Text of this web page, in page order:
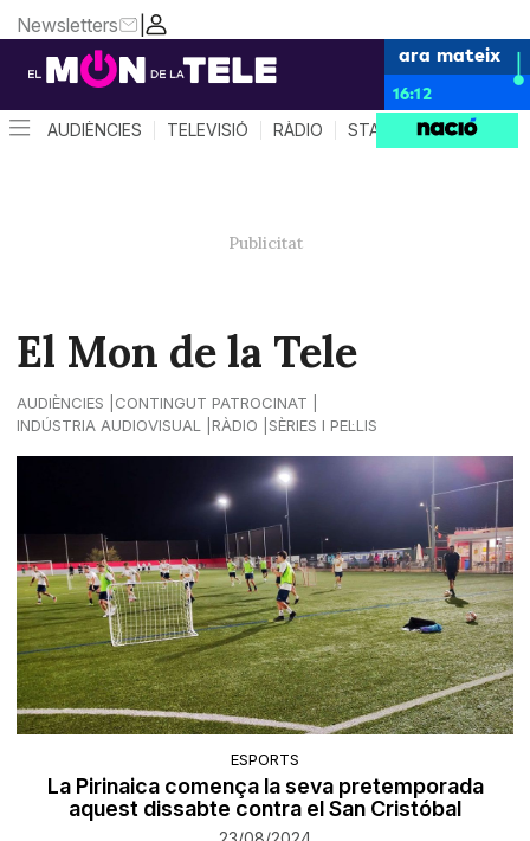
|
Newsletters
ara mateix
16:12
AUDIÈNCIES TELEVISIÓ RÀDIO STAR SYSTEM
El Mon de la Tele
AUDIÈNCIES
CONTINGUT PATROCINAT
INDÚSTRIA AUDIOVISUAL
RÀDIO SÈRIES I PEL·LIS
ESPORTS
La Pirinaica comença la seva pretemporada
aquest dissabte contra el San Cristóbal